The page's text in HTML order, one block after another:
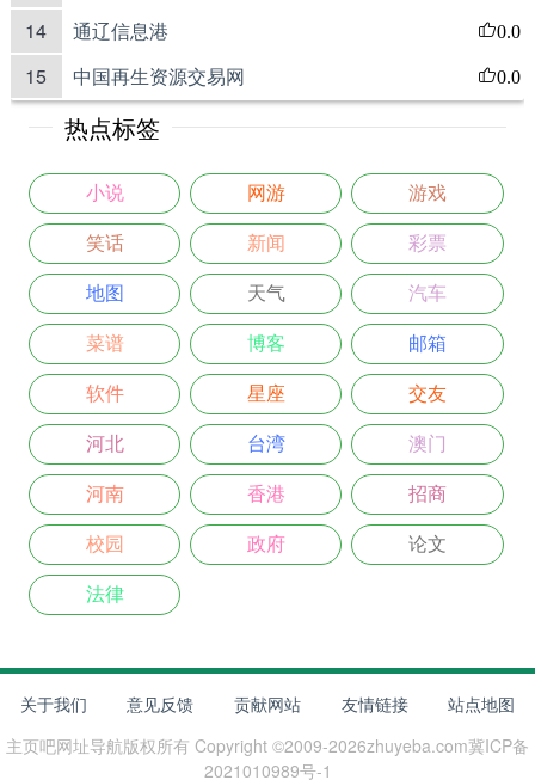
14 通辽信息港 0.0
15 中国再生资源交易网 0.0
热点标签
小说 网游 游戏
笑话 新闻 彩票
地图 天气 汽车
菜谱 博客 邮箱
软件 星座 交友
河北 台湾 澳门
河南 香港 招商
校园 政府 论文
法律
关于我们 意见反馈 贡献网站 友情链接
站点地图
主页吧网址导航版权所有 Copyright ©2009-2026zhuyeba.com冀ICP备
2021010989号-1